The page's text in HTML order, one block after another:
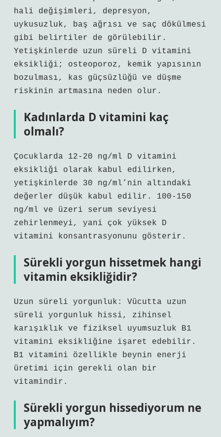
hali değişimleri, depresyon,
uykusuzluk, baş ağrısı ve saç dökülmesi
gibi belirtiler de görülebilir.
Yetişkinlerde uzun süreli D vitamini
eksikliği; osteoporoz, kemik yapısının
bozulması, kas güçsüzlüğü ve düşme
riskinin artmasına neden olur.
Kadınlarda D vitamini kaç
olmalı?
Çocuklarda 12-20 ng/ml D vitamini
eksikliği olarak kabul edilirken,
yetişkinlerde 30 ng/ml’nin altındaki
değerler düşük kabul edilir. 100-150
ng/ml ve üzeri serum seviyesi
zehirlenmeyi, yani çok yüksek D
vitamini konsantrasyonunu gösterir.
Sürekli yorgun hissetmek hangi
vitamin eksikliğidir?
Uzun süreli yorgunluk: Vücutta uzun
süreli yorgunluk hissi, zihinsel
karışıklık ve fiziksel uyumsuzluk B1
vitamini eksikliğine işaret edebilir.
B1 vitamini özellikle beynin enerji
üretimi için gerekli olan bir
vitamindir.
Sürekli yorgun hissediyorum ne
yapmalıyım?